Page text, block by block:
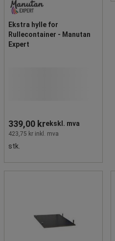
Ekstra hylle for
Rullecontainer - Manutan
Expert
339,00 krekskl. mva
423,75 kr inkl. mva
stk.